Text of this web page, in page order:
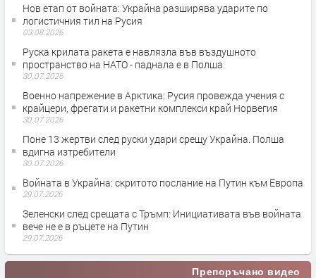
Нов етап от войната: Украйна разширява ударите по
логистичния тил на Русия
03.08.2026
Руска крилата ракета е навлязла във въздушното
пространство на НАТО - паднала е в Полша
30.07.2026
Военно напрежение в Арктика: Русия провежда учения с
крайцери, фрегати и ракетни комплекси край Норвегия
30.07.2026
Поне 13 жертви след руски удари срещу Украйна. Полша
вдигна изтребители
30.07.2026
Войната в Украйна: скритото послание на Путин към Европа
29.07.2026
Зеленски след срещата с Тръмп: Инициативата във войната
вече не е в ръцете на Путин
29.07.2026
Препоръчано видео